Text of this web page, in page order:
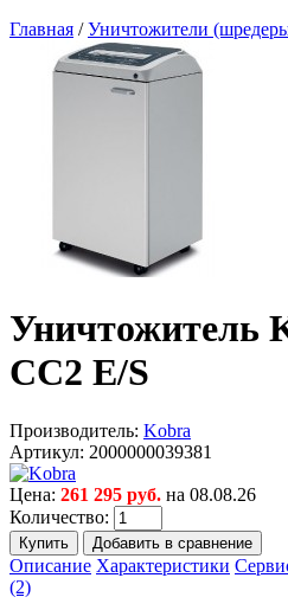
Главная / Уничтожители
Уничтожитель
CC2 E/S
Производитель: Kobra
Артикул: 2000000039381
Цена: 261 295 руб. на 08.08.26
Количество:
Описание Характеристики
(2)